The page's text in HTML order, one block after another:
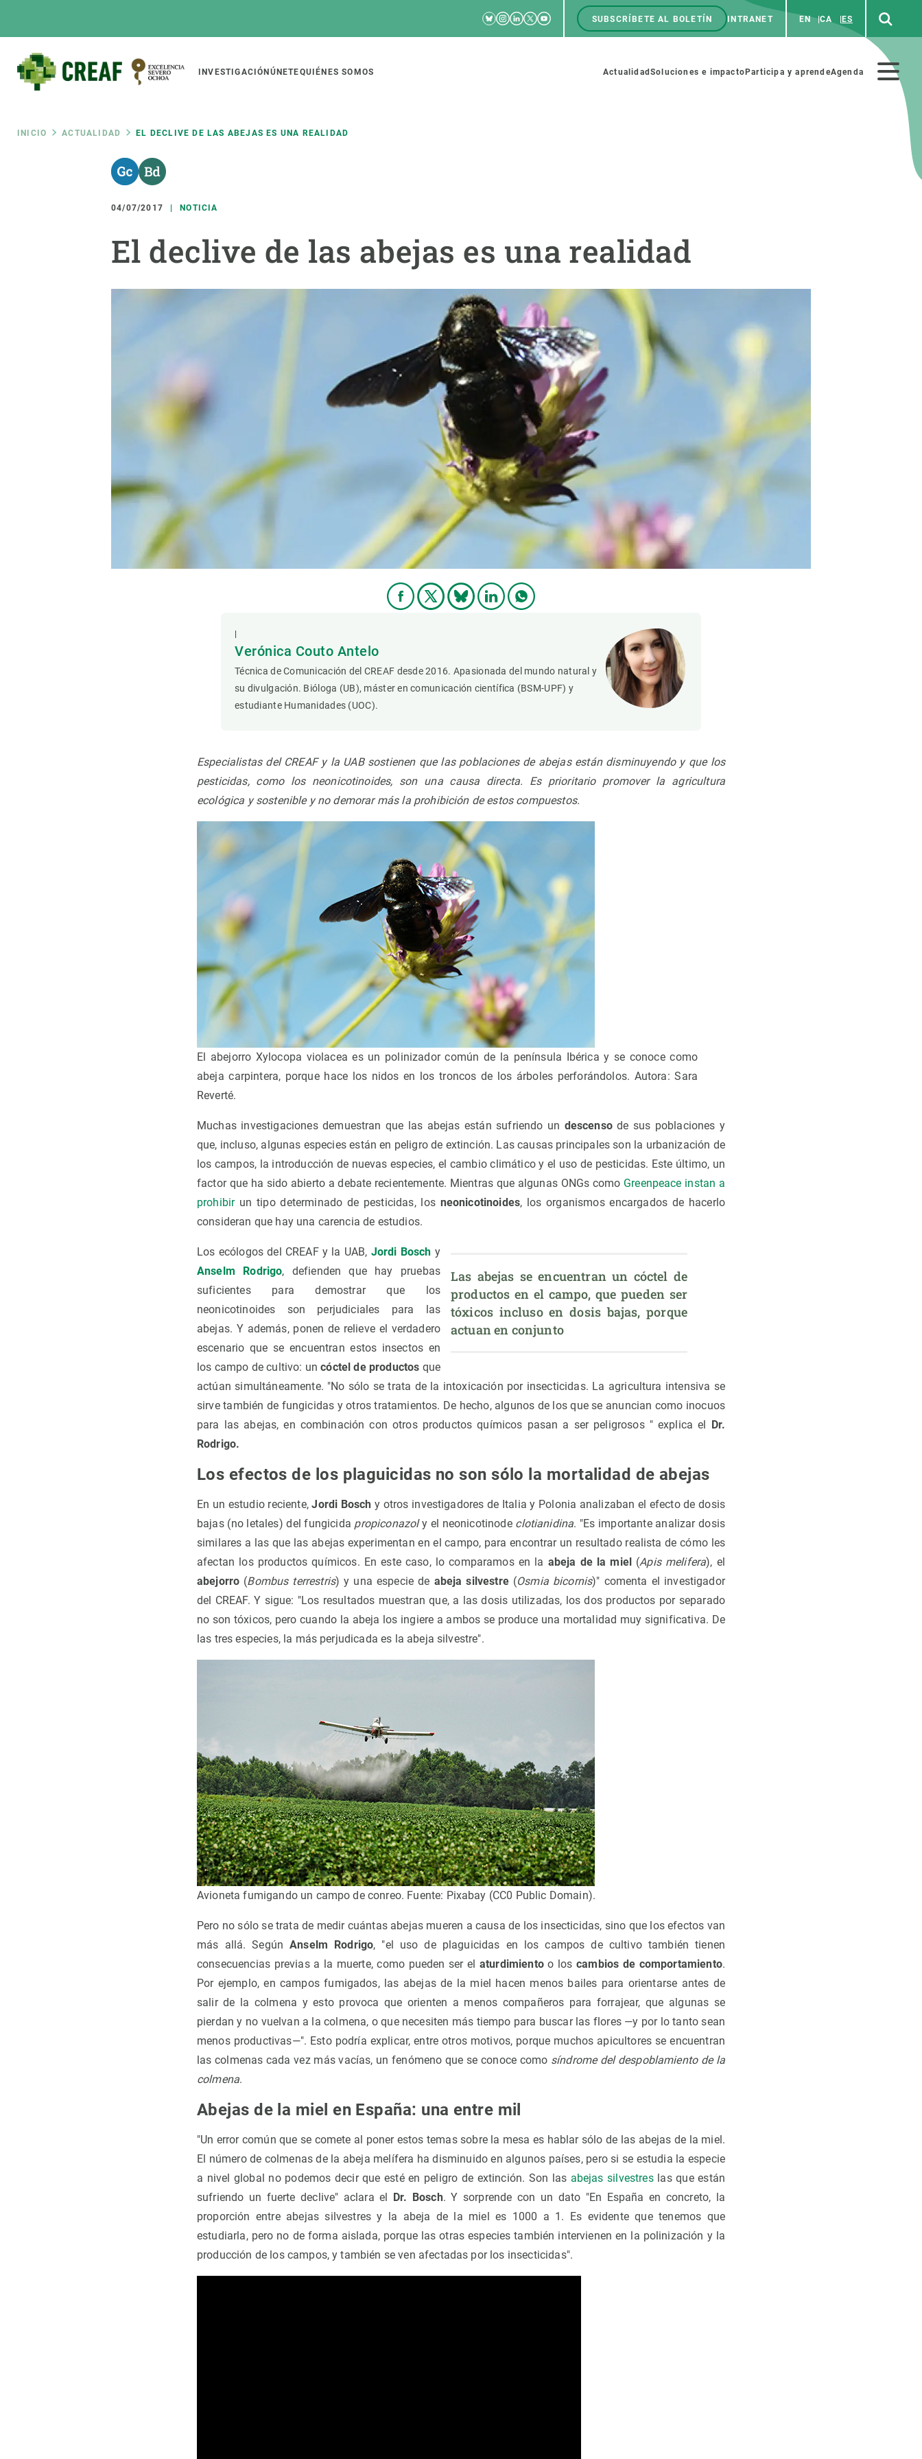
RRSS
Bluesky
Instagram
Linkedin
TwitterYoutube
Menú
top
SUBSCRÍBETE AL BOLETÍN INTRANET EN CA ES
Main
navigation
INVESTIGACIÓN ÚNETEQUIÉNES SOMOS
Menú
Actualidad Soluciones e impacto Participa y aprendeAgenda
Ruta
navegación
INICIO ACTUALIDAD EL DECLIVE DE LAS ABEJAS ES UNA REALIDAD
04/07/2017 NOTICIA
El declive de las abejas es una realidad
Verónica Couto Antelo
Técnica de Comunicación del CREAF desde 2016. Apasionada del mundo natural y
su divulgación. Bióloga (UB), máster en comunicación científica (BSM-UPF) y
estudiante Humanidades (UOC).
Especialistas del CREAF y la UAB sostienen que las poblaciones de abejas están disminuyendo y que los
pesticidas, como los neonicotinoides, son una causa directa. Es prioritario promover la agricultura
ecológica y sostenible y no demorar más la prohibición de estos compuestos.
El abejorro Xylocopa violacea es un polinizador común de la península Ibérica y se conoce como
abeja carpintera, porque hace los nidos en los troncos de los árboles perforándolos. Autora: Sara
Reverté.
Muchas investigaciones demuestran que las abejas están sufriendo un descensode sus poblaciones y
que, incluso, algunas especies están en peligro de extinción. Las causas principales son la urbanización de
los campos, la introducción de nuevas especies, el cambio climático y el uso de pesticidas. Este último, un
factor que ha sido abierto a debate recientemente. Mientras que algunas ONGs como Greenpeace instan a
prohibirun tipo determinado de pesticidas, los neonicotinoides, los organismos encargados de hacerlo
consideran que hay una carencia de estudios.
Las abejas se encuentran un cóctel de
productos en el campo, que pueden ser
tóxicos incluso en dosis bajas, porque
actuan en conjunto
Los ecólogos del CREAF y la UAB, Jordi Bosch y
Anselm Rodrigo, defienden que hay pruebas
suficientes para demostrar que los
neonicotinoides son perjudiciales para las
abejas. Y además, ponen de relieve el verdadero
escenario que se encuentran estos insectos en
los campo de cultivo: uncóctel de productos que
actúan simultáneamente. "No sólo se trata de la intoxicación por insecticidas. La agricultura intensiva se
sirve también de fungicidas y otros tratamientos. De hecho, algunos de los que se anuncian como inocuos
para las abejas, en combinación con otros productos químicos pasan a ser peligrosos " explica el Dr.
Rodrigo.
Los efectos de los plaguicidas no son sólo la mortalidad de abejas
En un estudio reciente,Jordi Boschy otros investigadores de Italia y Polonia analizaban el efecto de dosis
bajas (no letales) del fungicida propiconazoly el neonicotinode clotianidina. "Es importante analizar dosis
similares a las que las abejas experimentan en el campo, para encontrar un resultado realista de cómo les
afectan los productos químicos. En este caso, lo comparamos en la abeja de la miel (Apis melifera), el
abejorro (Bombus terrestris) y una especie de abeja silvestre(Osmia bicornis)" comenta el investigador
del CREAF. Y sigue: "Los resultados muestran que, a las dosis utilizadas, los dos productos por separado
no son tóxicos, pero cuando la abeja los ingiere a ambos se produce una mortalidad muy significativa. De
las tres especies, la más perjudicada es la abeja silvestre".
Avioneta fumigando un campo de conreo. Fuente: Pixabay (CC0 Public Domain).
Pero no sólo se trata de medir cuántas abejas mueren a causa de los insecticidas, sino que los efectos van
más allá. SegúnAnselm Rodrigo, "el uso de plaguicidas en los campos de cultivo también tienen
consecuencias previas a la muerte, como pueden ser el aturdimientoo loscambios de comportamiento.
Por ejemplo, en campos fumigados, las abejas de la miel hacen menos bailes para orientarse antes de
salir de la colmena y esto provoca que orienten a menos compañeros para forrajear, que algunas se
pierdan y no vuelvan a la colmena, o que necesiten más tiempo para buscar las flores —y por lo tanto sean
menos productivas—". Esto podría explicar, entre otros motivos, porque muchos apicultores se encuentran
las colmenas cada vez más vacías, un fenómeno que se conoce como síndrome del despoblamiento de la
colmena.
Abejas de la miel en España: una entre mil
"Un error común que se comete al poner estos temas sobre la mesa es hablar sólo de las abejas de la miel.
El número de colmenas de la abeja melífera ha disminuido en algunos países, pero si se estudia la especie
a nivel global no podemos decir que esté en peligro de extinción. Son las abejas silvestreslas que están
sufriendo un fuerte declive" aclara el Dr. Bosch. Y sorprende con un dato "En España en concreto, la
proporción entre abejas silvestres y la abeja de la miel es 1000 a 1. Es evidente que tenemos que
estudiarla, pero no de forma aislada, porque las otras especies también intervienen en la polinización y la
producción de los campos, y también se ven afectadas por los insecticidas".
Featured
responsive
Responsive
menu
SOBRE NOSOTROS
Organización institucional
Ciencia abierta y gestión del conocimiento
Biodiversidad
Funcionamento de ecosistemas
Synthesis Actions
Soluciones
Política y gestión
Servicios técnicos
Estrategia de Recursos Humanos
Pide tu MSCA-PF
Pide tu beca ERC
Programa de másteres y doctorado
Visitante o sabático
Un lugar donde crecer
Desarrollo de carrera
Seminarios y actividades internas
Te ofrecemos formación
COLABORA
Eventos anteriores